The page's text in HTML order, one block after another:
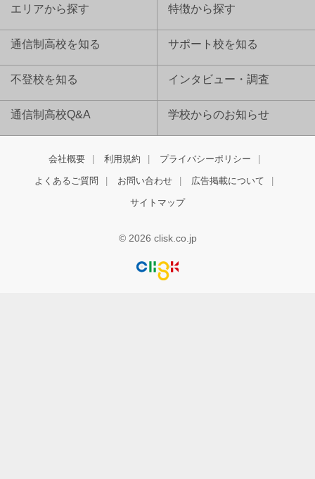
エリアから探す 特徴から探す
通信制高校を知る サポート校を知る
不登校を知る インタビュー・調査
通信制高校Q&A 学校からのお知らせ
会社概要 利用規約 プライバシーポリシー
よくあるご質問 お問い合わせ 広告掲載について
サイトマップ
© 2026 clisk.co.jp